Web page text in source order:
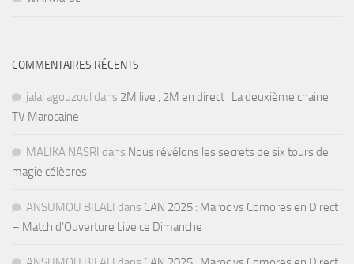
COMMENTAIRES RÉCENTS
jalal agouzoul dans 2M live , 2M en direct : La deuxième chaine
TV Marocaine
MALIKA NASRI dans Nous révélons les secrets de six tours de
magie célèbres
ANSUMOU BILALI dans CAN 2025 : Maroc vs Comores en Direct
– Match d’Ouverture Live ce Dimanche